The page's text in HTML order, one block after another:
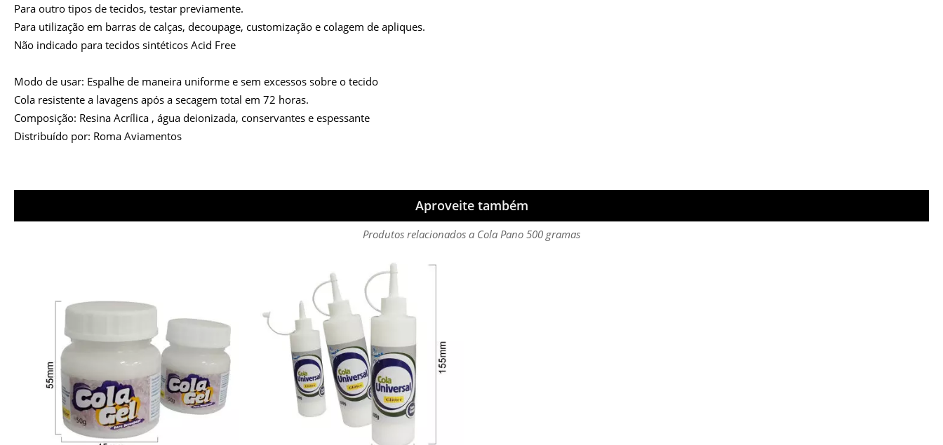
Para outro tipos de tecidos, testar previamente.
Para utilização em barras de calças, decoupage, customização e colagem de apliques.
Não indicado para tecidos sintéticos Acid Free
Modo de usar: Espalhe de maneira uniforme e sem excessos sobre o tecido
Cola resistente a lavagens após a secagem total em 72 horas.
Composição: Resina Acrílica , água deionizada, conservantes e espessante
Distribuído por: Roma Aviamentos
Aproveite também
Produtos relacionados a Cola Pano 500 gramas